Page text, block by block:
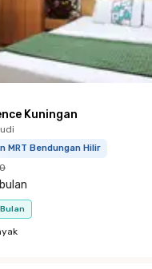
Kuningan
MRT Bendungan Hilir
bulan